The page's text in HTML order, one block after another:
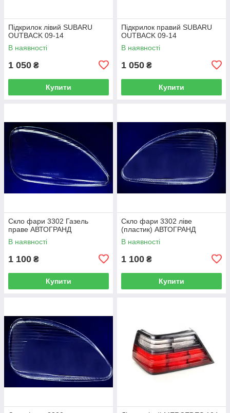
Підкрилок лівий SUBARU
OUTBACK 09-14
В наявності
1 050 ₴
Купити
Підкрилок правий SUBARU
OUTBACK 09-14
В наявності
1 050 ₴
Купити
Скло фари 3302 Газель
праве АВТОГРАНД
В наявності
1 100 ₴
Купити
Скло фари 3302 ліве
(пластик) АВТОГРАНД
В наявності
1 100 ₴
Купити